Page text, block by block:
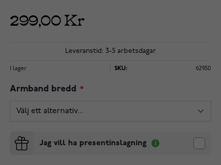
299,00 Kr
Leveranstid: 3-5 arbetsdagar
I lager SKU: 62950
Armband bredd
Jag vill ha presentinslagning